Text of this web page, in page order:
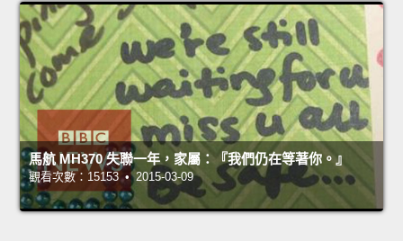
馬航 MH370 失聯一年，家屬：『我們仍在等著你。』
觀看次數：15153 • 2015-03-09